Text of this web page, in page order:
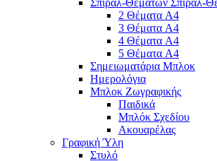
Σπιράλ-Θεμάτων Σπιράλ-
2 Θέματα A4
3 Θέματα A4
4 Θέματα A4
5 Θέματα A4
Σημειωματάρια Μπλοκ
Ημερολόγια
Μπλοκ Ζωγραφικής
Παιδικά
Μπλόκ Σχεδίου
Ακουαρέλας
Γραφική Ύλη
Στυλό